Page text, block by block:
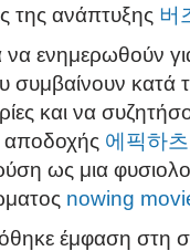
της ανάπτυξης 버
να ενημερωθούν
συμβαίνουν κατά
και να
αποδοχής 에픽하
ως μια
nowing
έμφαση στη